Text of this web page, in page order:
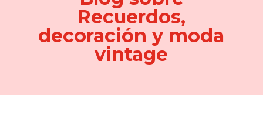
Recuerdos,
decoración y moda
vintage